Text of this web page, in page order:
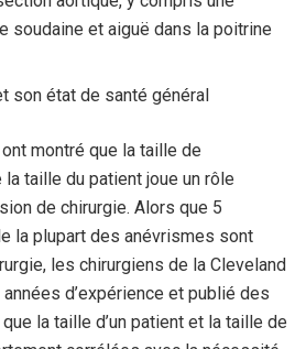
soudaine et aiguë dans la poitrine
son état de santé général
montré que la taille de
la taille du patient joue un rôle
de chirurgie. Alors que 5
la plupart des anévrismes sont
les chirurgiens de la Cleveland
d’expérience et publié des
la taille d’un patient et la taille de